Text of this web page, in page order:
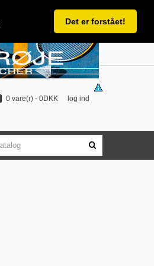
Det er forstået!
0 vare(r) - 0DKK log ind